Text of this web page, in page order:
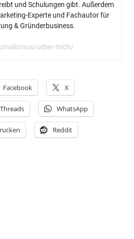
und Schulungen gibt. Außerdem
Experte und Fachautor für
& Gründerbusiness.
ueber-mich/
Facebook X
Threads WhatsApp
Reddit